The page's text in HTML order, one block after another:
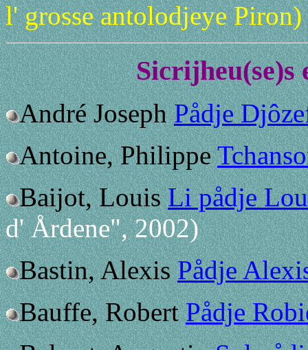
l' grosse antolodjeye Piron)
Sicrijheu(se)s
André JosephPådje
Antoine, Philippe
Baijot, LouisLi pådje
d' Årdene", 2002)
Bastin, AlexisPådje
Bauffe, RobertPådje